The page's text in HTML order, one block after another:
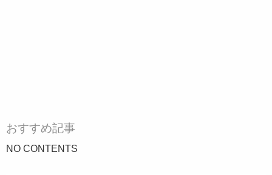
おすすめ記事
NO CONTENTS